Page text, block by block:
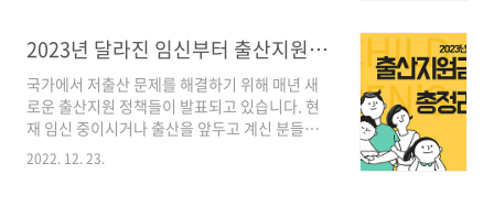
34%가 올랐다고 합니다. 2. 난방비 지원금 및 대
상자 ..
고 있습니다. 여러 차례 조정해온 코로나 생활지
다. 그래서 코로나 지원금에 대해 정리해 보았습
니다. 코로나 확진 생활지원금 신청 대상 코로나
19 확진자와 접촉 및 확진이 되어 입원 및 격리 통
지서를 받은 사람들에게 국가에서 자가격리자의
2023년 달라진 임신부터 출산지원금 혜택 총정리
국가에서 저출산 문제를 해결하기 위해 매년 새
로운 출산지원 정책들이 발표되고 있습니다. 현
재 임신 중이시거나 출산을 앞두고 계신 분들은
정부혜택을 가장 궁금해하실 것 같습니다. 2023
2022. 12. 23.